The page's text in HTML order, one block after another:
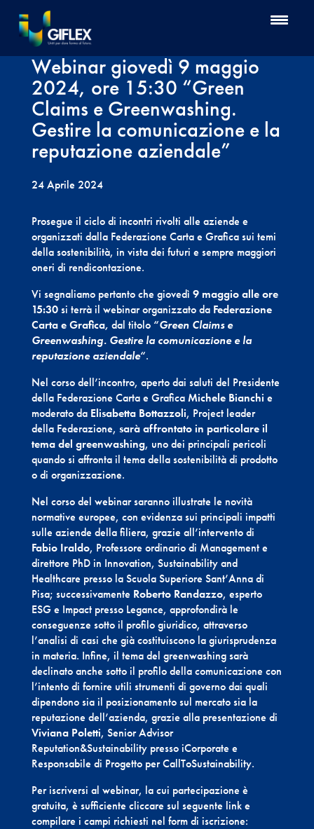
Webinar giovedì 9 maggio
2024, ore 15:30 “Green
Claims e Greenwashing.
Gestire la comunicazione e la
reputazione aziendale”
24 Aprile 2024
Prosegue il ciclo di incontri rivolti alle aziende e
organizzati dalla Federazione Carta e Grafica sui temi
della sostenibilità, in vista dei futuri e sempre maggiori
oneri di rendicontazione.
Vi segnaliamo pertanto che giovedì 9 maggio alle ore
15:30si terrà il webinar organizzato da Federazione
Carta e Grafica, dal titolo“Green Claims e
Greenwashing. Gestire la comunicazione e la
reputazione aziendale“.
Nel corso dell’incontro, aperto dai saluti del Presidente
della Federazione Carta e GraficaMichele Bianchi e
moderato da Elisabetta Bottazzoli, Project leader
della Federazione, sarà affrontato in particolare il
tema del greenwashing, uno dei principali pericoli
quando si affronta il tema della sostenibilità di prodotto
o di organizzazione.
Nel corso del webinar saranno illustrate le novità
normative europee, con evidenza sui principali impatti
sulle aziende della filiera, grazie all’intervento di
Fabio Iraldo, Professore ordinario di Management e
direttore PhD in Innovation, Sustainability and
Healthcare presso la Scuola Superiore Sant’Anna di
Pisa; successivamente Roberto Randazzo, esperto
ESG e Impact presso Legance, approfondirà le
conseguenze sotto il profilo giuridico, attraverso
l’analisi di casi che già costituiscono la giurisprudenza
in materia. Infine, il tema del greenwashing sarà
declinato anche sotto il profilo della comunicazione con
l’intento di fornire utili strumenti di governo dai quali
dipendono sia il posizionamento sul mercato sia la
reputazione dell’azienda, grazie alla presentazione di
Viviana Poletti, Senior Advisor
Reputation&Sustainability presso iCorporate e
Responsabile di Progetto per CallToSustainability.
Per iscriversi al webinar, la cui partecipazione è
gratuita, è sufficiente cliccare sul seguente link e
compilare i campi richiesti nel form di iscrizione: